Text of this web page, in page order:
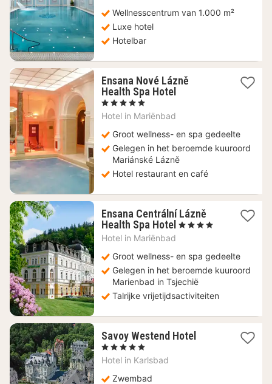
188,52
€
Wellnesscentrum van 1.000 m²
Luxe hotel
Hotelbar
Ensana Nové Lázně
Health Spa Hotel1
vanaf
€
, 5 Sterren
Hotel in Mariënbad
Groot wellness- en spa gedeelte
Gelegen in het beroemde kuuroord
Mariánské Lázně
Hotel restaurant en café
Ensana Centrální Lázně
Health Spa Hotel 1
200,92
€
, 4 Sterren
Hotel in Mariënbad
Groot wellness- en spa gedeelte
Gelegen in het beroemde kuuroord
Marienbad in Tsjechië
Talrijke vrijetijdsactiviteiten
Savoy Westend Hotel1
, 5 Sterren
Hotel in Karlsbad
Zwembad